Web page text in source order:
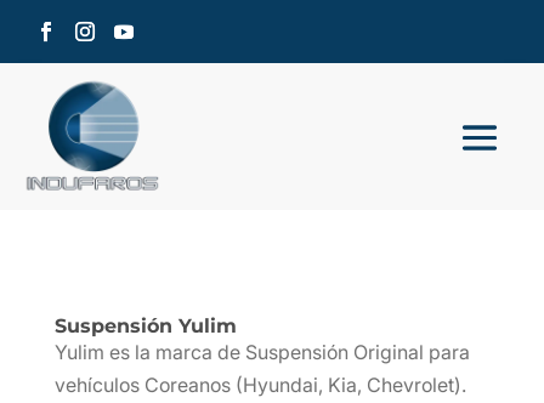
Suspensión Yulim
Yulim es la marca de Suspensión Original para
vehículos Coreanos (Hyundai, Kia, Chevrolet).